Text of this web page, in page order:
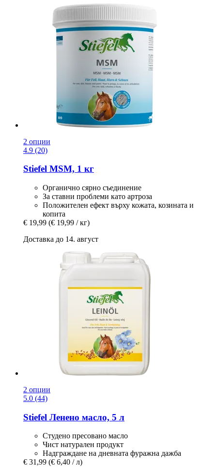
2 опции
4.9 (20)
Stiefel MSM, 1 кг
Органично сярно съединение
За ставни проблеми като артроза
Положителен ефект върху кожата, козината и
копита
€ 19,99 (€ 19,99 / кг)
Доставка до 14. август
2 опции
5.0 (44)
Stiefel Ленено масло, 5 л
Студено пресовано масло
Чист натурален продукт
Надграждане на дневната фуражна дажба
€ 31,99 (€ 6,40 / л)